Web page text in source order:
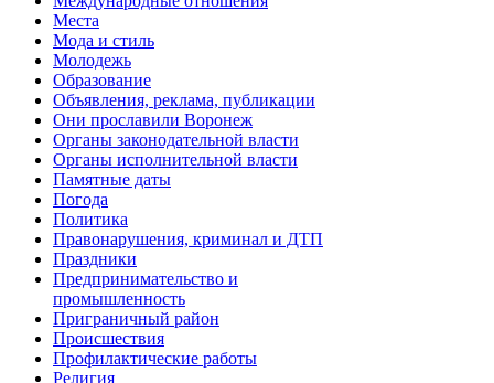
Места
Мода и стиль
Молодежь
Образование
Объявления, реклама, публикации
Они прославили Воронеж
Органы законодательной власти
Органы исполнительной власти
Памятные даты
Погода
Политика
Правонарушения, криминал и ДТП
Праздники
Предпринимательство и
промышленность
Приграничный район
Происшествия
Профилактические работы
Религия